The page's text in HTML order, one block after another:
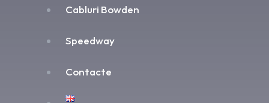
Cabluri Bowden
Speedway
Contacte